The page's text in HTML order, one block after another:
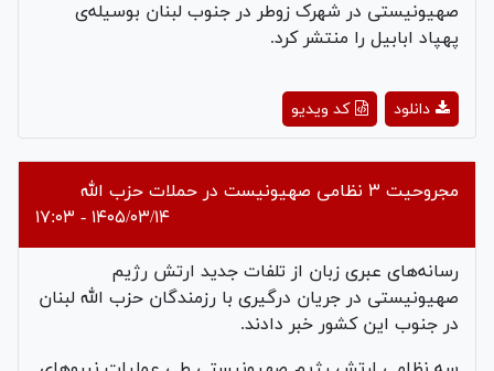
صهیونیستی در شهرک زوطر در جنوب لبنان بوسیله‌ی
پهپاد ابابیل را منتشر کرد.
Play
Video
کد ویدیو دانلود
مجروحیت ۳ نظامی صهیونیست در حملات حزب الله
۱۴۰۵/۰۳/۱۴ - ۱۷:۰۳
رسانه‌های عبری زبان از تلفات جدید ارتش رژیم
صهیونیستی در جریان درگیری با رزمندگان حزب الله لبنان
در جنوب این کشور خبر دادند.